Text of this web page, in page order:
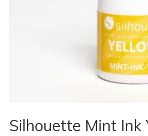
Silhouette Mint Ink